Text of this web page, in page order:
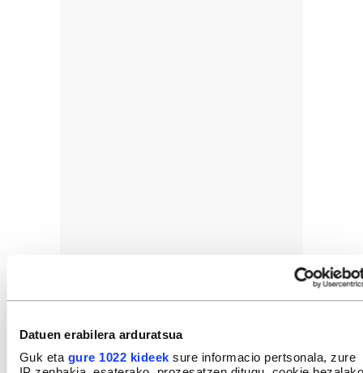
Datuen erabilera arduratsua
Guk eta gure 1022 kideek sure informacio pertsonala, zure